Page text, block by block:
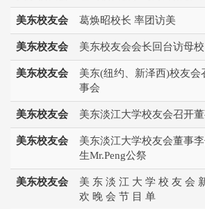
美东校友会 葛焕昭校长 率团访美
美东校友会 美东校友会会长回台访母校
美东校友会
美东(纽约、新泽西)校友会
事会
美东校友会 美东淡江大学校友会召开
美东校友会
美东淡江大学校友会董事
生Mr.Peng公祭
美东校友会
美 东 淡 江 大 学 校 友 会
欢 晚 会 节 目 单